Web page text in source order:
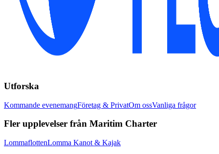
Utforska
Kommande evenemangFöretag & PrivatOm ossVanliga frågor
Fler upplevelser från Maritim Charter
LommaflottenLomma Kanot & Kajak